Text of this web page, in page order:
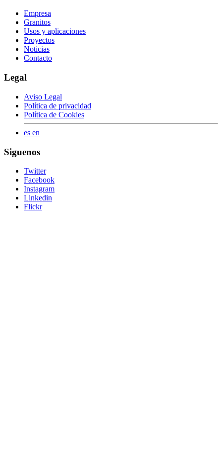
Empresa
Granitos
Usos y aplicaciones
Proyectos
Noticias
Contacto
Legal
Aviso Legal
Política de privacidad
Política de Cookies
es en
Siguenos
Twitter
Facebook
Instagram
Linkedin
Flickr